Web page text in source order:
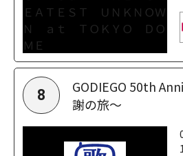
8
GODIEGO 50th
謝の旅～